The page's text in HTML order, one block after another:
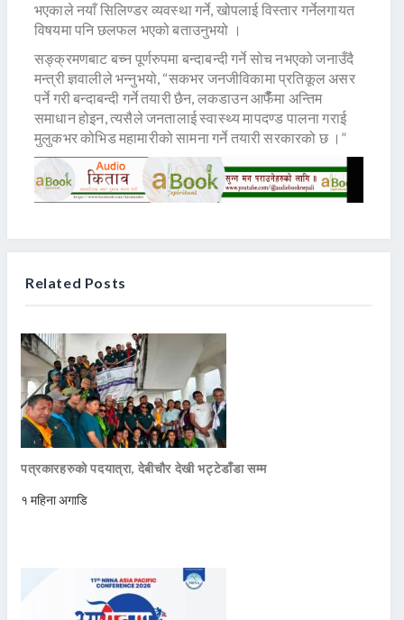
भएकाले नयाँ सिलिण्डर व्यवस्था गर्ने, खोपलाई विस्तार गर्नेलगायत
विषयमा पनि छलफल भएको बताउनुभयो ।
सङ्क्रमणबाट बच्न पूर्णरुपमा बन्दाबन्दी गर्ने सोच नभएको जनाउँदै
मन्त्री ज्ञवालीले भन्नुभयो, “सकभर जनजीविकामा प्रतिकूल असर
पर्ने गरी बन्दाबन्दी गर्ने तयारी छैन, लकडाउन आफैंँमा अन्तिम
समाधान होइन, त्यसैले जनतालाई स्वास्थ्य मापदण्ड पालना गराई
मुलुकभर कोभिड महामारीको सामना गर्ने तयारी सरकारको छ ।”
Related Posts
पत्रकारहरुको पदयात्रा, देबीचौर देखी भट्टेडाँडा सम्म
१ महिना अगाडि